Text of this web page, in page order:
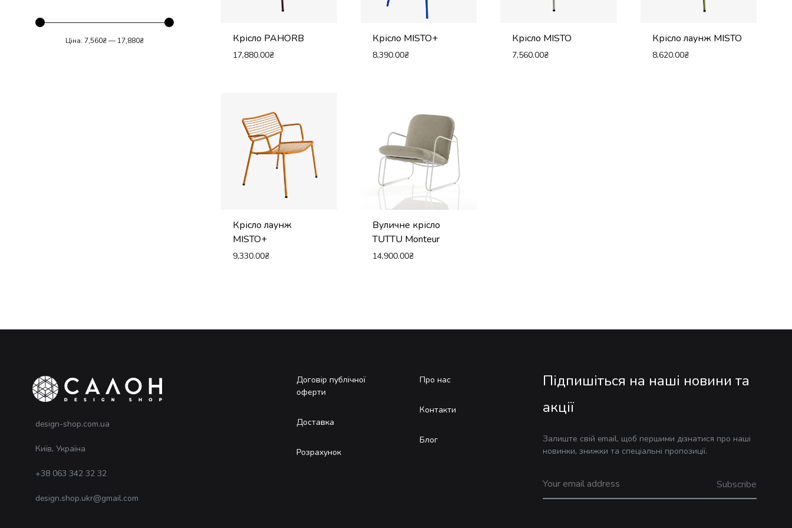
Крісло PAHORB
17,880.00₴
Крісло MISTO+
8,390.00₴
Крісло MISTO
7,560.00₴
Крісло лаунж MISTO
8,620.00₴
Крісло лаунж
MISTO+
9,330.00₴
Вуличне крісло
TUTTU Monteur
14,900.00₴
Ціна: 7,560₴— 17,880₴
design-shop.com.ua
Київ, Україна
+38 063 342 32 32
design.shop.ukr@gmail.com
Договір публічної
оферти
Доставка
Розрахунок
Про нас
Контакти
Блог
Підпишіться на наші новини та
акції
Залиште свій email, щоб першими дізнатися про наші
новинки, знижки та спеціальні пропозиції.